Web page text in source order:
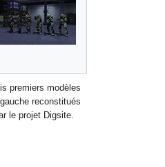
premiers modèles
reconstitués
le projet Digsite.